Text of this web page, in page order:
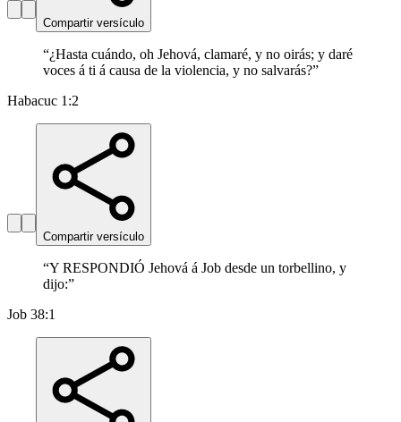
Compartir versículo
“¿Hasta cuándo, oh Jehová, clamaré, y no oirás; y daré
voces á ti á causa de la violencia, y no salvarás?”
Habacuc 1:2
Compartir versículo
“Y RESPONDIÓ Jehová á Job desde un torbellino, y
dijo:”
Job 38:1